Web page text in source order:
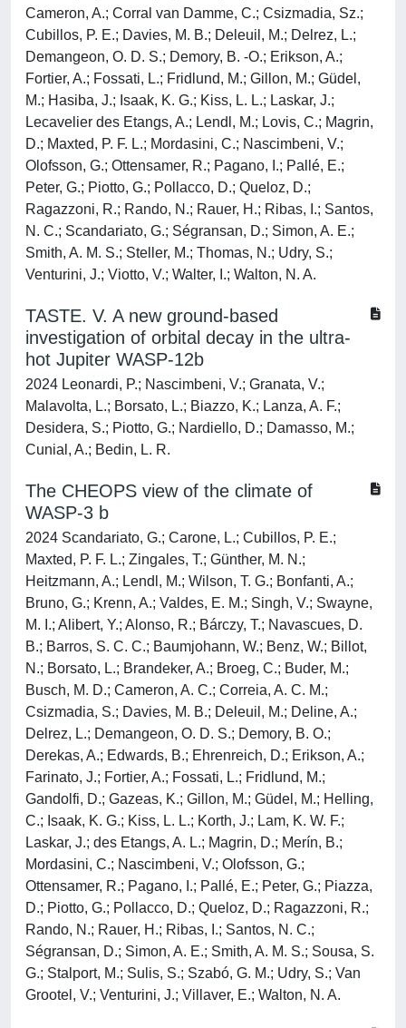
Cameron, A.; Corral van Damme, C.; Csizmadia, Sz.;
Cubillos, P. E.; Davies, M. B.; Deleuil, M.; Delrez, L.;
Demangeon, O. D. S.; Demory, B. -O.; Erikson, A.;
Fortier, A.; Fossati, L.; Fridlund, M.; Gillon, M.; Güdel,
M.; Hasiba, J.; Isaak, K. G.; Kiss, L. L.; Laskar, J.;
Lecavelier des Etangs, A.; Lendl, M.; Lovis, C.; Magrin,
D.; Maxted, P. F. L.; Mordasini, C.; Nascimbeni, V.;
Olofsson, G.; Ottensamer, R.; Pagano, I.; Pallé, E.;
Peter, G.; Piotto, G.; Pollacco, D.; Queloz, D.;
Ragazzoni, R.; Rando, N.; Rauer, H.; Ribas, I.; Santos,
N. C.; Scandariato, G.; Ségransan, D.; Simon, A. E.;
Smith, A. M. S.; Steller, M.; Thomas, N.; Udry, S.;
Venturini, J.; Viotto, V.; Walter, I.; Walton, N. A.
TASTE. V. A new ground-based
investigation of orbital decay in the ultra-
hot Jupiter WASP-12b
2024 Leonardi, P.; Nascimbeni, V.; Granata, V.;
Malavolta, L.; Borsato, L.; Biazzo, K.; Lanza, A. F.;
Desidera, S.; Piotto, G.; Nardiello, D.; Damasso, M.;
Cunial, A.; Bedin, L. R.
The CHEOPS view of the climate of
WASP-3 b
2024 Scandariato, G.; Carone, L.; Cubillos, P. E.;
Maxted, P. F. L.; Zingales, T.; Günther, M. N.;
Heitzmann, A.; Lendl, M.; Wilson, T. G.; Bonfanti, A.;
Bruno, G.; Krenn, A.; Valdes, E. M.; Singh, V.; Swayne,
M. I.; Alibert, Y.; Alonso, R.; Bárczy, T.; Navascues, D.
B.; Barros, S. C. C.; Baumjohann, W.; Benz, W.; Billot,
N.; Borsato, L.; Brandeker, A.; Broeg, C.; Buder, M.;
Busch, M. D.; Cameron, A. C.; Correia, A. C. M.;
Csizmadia, S.; Davies, M. B.; Deleuil, M.; Deline, A.;
Delrez, L.; Demangeon, O. D. S.; Demory, B. O.;
Derekas, A.; Edwards, B.; Ehrenreich, D.; Erikson, A.;
Farinato, J.; Fortier, A.; Fossati, L.; Fridlund, M.;
Gandolfi, D.; Gazeas, K.; Gillon, M.; Güdel, M.; Helling,
C.; Isaak, K. G.; Kiss, L. L.; Korth, J.; Lam, K. W. F.;
Laskar, J.; des Etangs, A. L.; Magrin, D.; Merín, B.;
Mordasini, C.; Nascimbeni, V.; Olofsson, G.;
Ottensamer, R.; Pagano, I.; Pallé, E.; Peter, G.; Piazza,
D.; Piotto, G.; Pollacco, D.; Queloz, D.; Ragazzoni, R.;
Rando, N.; Rauer, H.; Ribas, I.; Santos, N. C.;
Ségransan, D.; Simon, A. E.; Smith, A. M. S.; Sousa, S.
G.; Stalport, M.; Sulis, S.; Szabó, G. M.; Udry, S.; Van
Grootel, V.; Venturini, J.; Villaver, E.; Walton, N. A.